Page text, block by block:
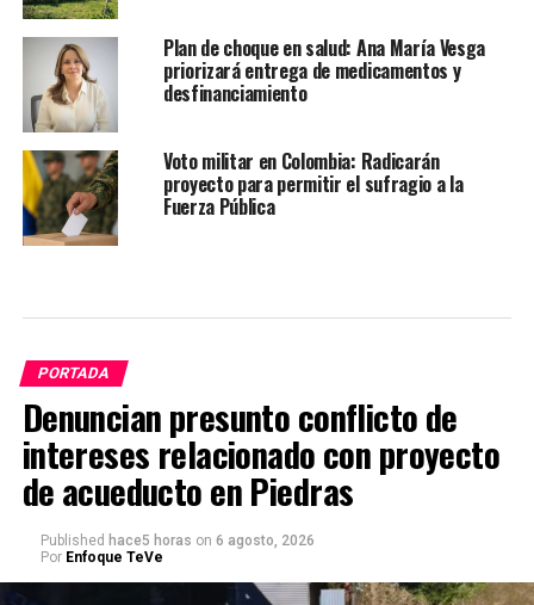
Plan de choque en salud: Ana María Vesga
priorizará entrega de medicamentos y
desfinanciamiento
Voto militar en Colombia: Radicarán
proyecto para permitir el sufragio a la
Fuerza Pública
PORTADA
Denuncian presunto conflicto de
intereses relacionado con proyecto
de acueducto en Piedras
Published hace5 horas on 6 agosto, 2026
Por Enfoque TeVe